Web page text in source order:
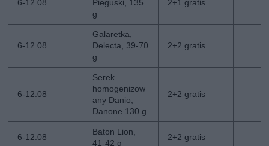
6-12.08
Pieguski, 135
g
2+1 gratis
6-12.08
Galaretka,
Delecta, 39-70
g
2+2 gratis
6-12.08
Serek
homogenizow
any Danio,
Danone 130 g
2+2 gratis
6-12.08
Baton Lion,
41-42 g
2+2 gratis